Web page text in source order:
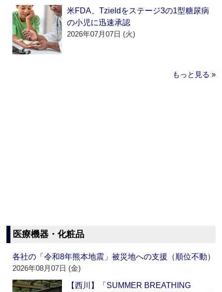
米FDA、Tzieldをステージ3の1型糖尿病
の小児に迅速承認
2026年07月07日 (火)
もっと見る »
医療機器・化粧品
各社の「令和8年熊本地震」被災地への支援（順位不動）
2026年08月07日 (金)
【西川】「SUMMER BREATHING